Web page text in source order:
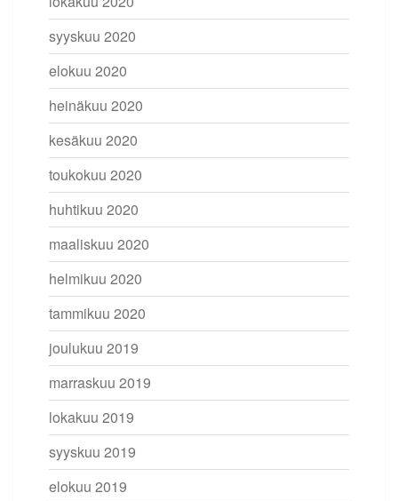
syyskuu 2020
elokuu 2020
heinäkuu 2020
kesäkuu 2020
toukokuu 2020
huhtikuu 2020
maaliskuu 2020
helmikuu 2020
tammikuu 2020
joulukuu 2019
marraskuu 2019
lokakuu 2019
syyskuu 2019
elokuu 2019